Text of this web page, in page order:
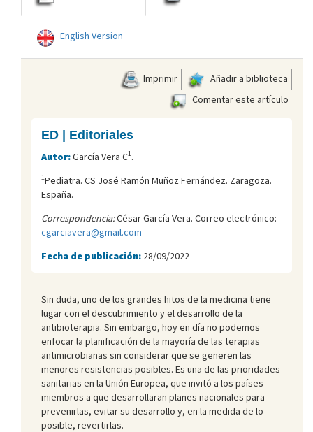
English Version
Imprimir
Añadir a biblioteca
Comentar este artículo
ED | Editoriales
Autor:García Vera C1.
1Pediatra. CS José Ramón Muñoz Fernández. Zaragoza.
España.
Correspondencia:César García Vera. Correo electrónico:
cgarciavera@gmail.com
Fecha de publicación: 28/09/2022
Sin duda, uno de los grandes hitos de la medicina tiene
lugar con el descubrimiento y el desarrollo de la
antibioterapia. Sin embargo, hoy en día no podemos
enfocar la planificación de la mayoría de las terapias
antimicrobianas sin considerar que se generen las
menores resistencias posibles. Es una de las prioridades
sanitarias en la Unión Europea, que invitó a los países
miembros a que desarrollaran planes nacionales para
prevenirlas, evitar su desarrollo y, en la medida de lo
posible, revertirlas.